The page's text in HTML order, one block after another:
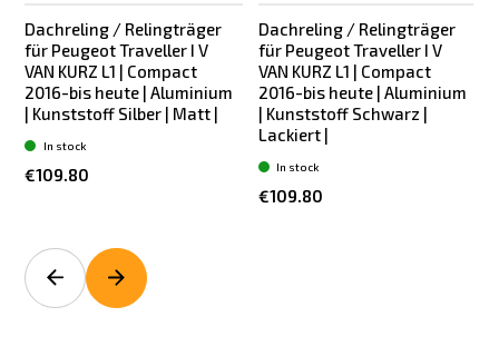
Dachreling / Relingträger
für Peugeot Traveller I V
VAN KURZ L1 | Compact
2016-bis heute | Aluminium
| Kunststoff Silber | Matt |
€109.80
In stock
Dachreling / Relingträger
für Peugeot Traveller I V
VAN KURZ L1 | Compact
2016-bis heute | Aluminium
| Kunststoff Schwarz |
Lackiert |
€109.80
In stock